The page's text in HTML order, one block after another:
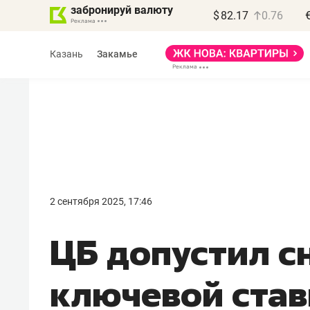
забронируй валюту $ 82.17 0.76
Казань Закамье
2 сентября 2025, 17:46
ЦБ допустил
ключевой
правил, бизнес может
потерять минимум
полгода»